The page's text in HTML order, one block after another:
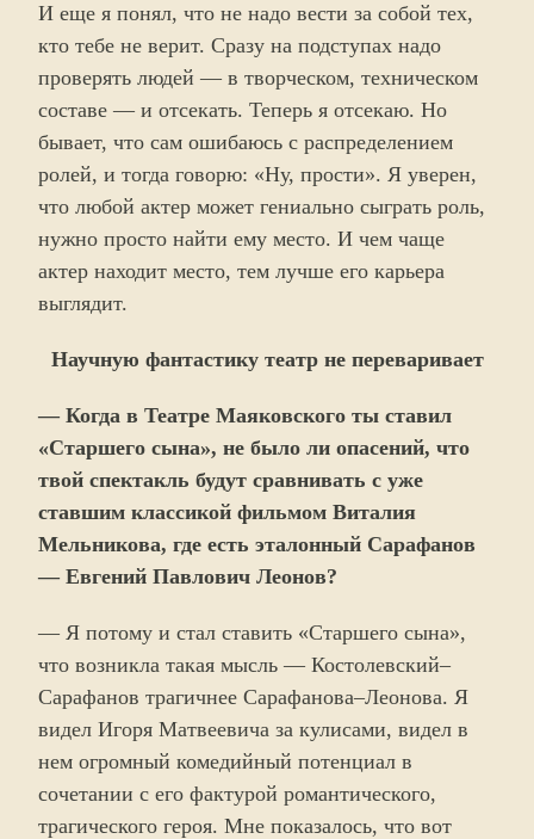
И еще я понял, что не надо вести за собой тех,
кто тебе не верит. Сразу на подступах надо
проверять людей — в творческом, техническом
составе — и отсекать. Теперь я отсекаю. Но
бывает, что сам ошибаюсь с распределением
ролей, и тогда говорю: «Ну, прости». Я уверен,
что любой актер может гениально сыграть роль,
нужно просто найти ему место. И чем чаще
актер находит место, тем лучше его карьера
выглядит.
Научную фантастику театр не переваривает
— Когда в Театре Маяковского ты ставил
«Старшего сына», не было ли опасений, что
твой спектакль будут сравнивать с уже
ставшим классикой фильмом Виталия
Мельникова, где есть эталонный Сарафанов
— Евгений Павлович Леонов?
— Я потому и стал ставить «Старшего сына»,
что возникла такая мысль — Костолевский–
Сарафанов трагичнее Сарафанова–Леонова. Я
видел Игоря Матвеевича за кулисами, видел в
нем огромный комедийный потенциал в
сочетании с его фактурой романтического,
трагического героя. Мне показалось, что вот